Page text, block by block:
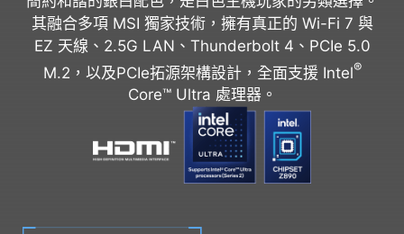
其融合多項 MSI 獨家技術，擁有真正的 Wi-Fi 7 與
EZ 天線、2.5G LAN、Thunderbolt 4、PCIe 5.0
M.2，以及PCIe拓源架構設計，全面支援 Intel®
Core™ Ultra 處理器。